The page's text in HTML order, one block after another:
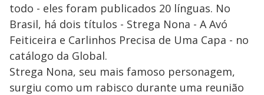
todo - eles foram publicados 20 línguas. No
Brasil, há dois títulos - Strega Nona - A Avó
Feiticeira e Carlinhos Precisa de Uma Capa - no
catálogo da Global.
Strega Nona, seu mais famoso personagem,
surgiu como um rabisco durante uma reunião